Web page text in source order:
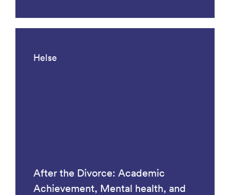
Helse
After the Divorce: Academic
Achievement, Mental health, and